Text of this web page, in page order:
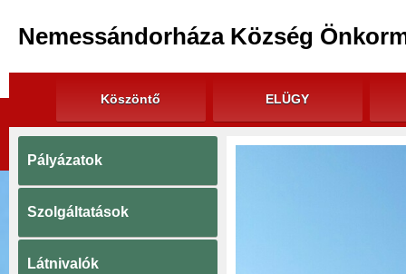
Nemessándorháza Község
Köszöntő ELÜGY
Pályázatok
Szolgáltatások
Látnivalók